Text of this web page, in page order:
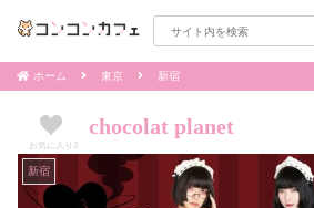
ホーム 東京 新宿
お気に入り 3
chocolat planet
新宿